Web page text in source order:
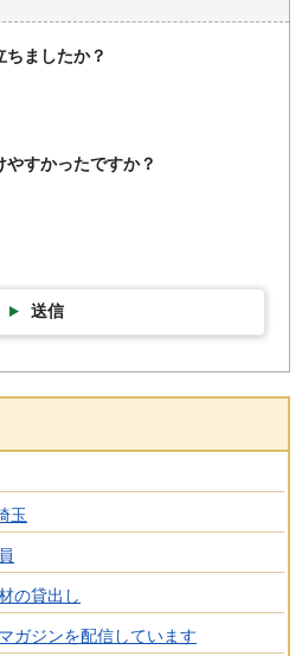
ちましたか？
すかったですか？
送信
玉
の貸出し
ガジンを配信しています